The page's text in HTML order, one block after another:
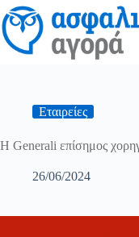
Εταιρείες
H Generali επίσημος
26/06/2024